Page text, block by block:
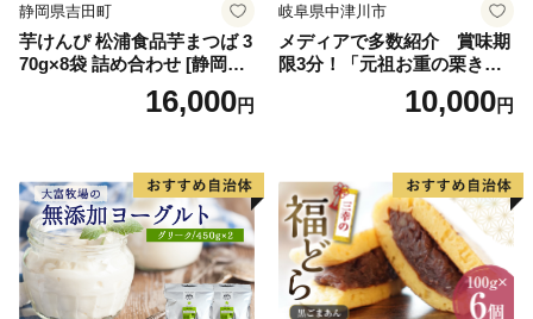
静岡県吉田町
芋けんぴ 松浦食品芋まつば 3
70g×8袋 詰め合わせ [静岡伊
勢丹(松浦食品) 静岡県 吉田町
22424274] 芋ケンピ セット
16,000円
岐阜県中津川市
メディアで多数紹介 賞味期
限3分！「元祖お重の栗きん
とんモンブラン」 【未来の
ご褒美】スイーツ 栗 モンブ
子 菓子 F4N-2298
10,000円